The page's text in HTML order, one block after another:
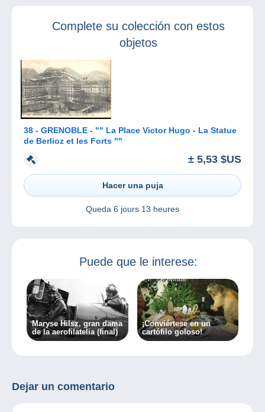
Complete su colección con estos
objetos
38 - GRENOBLE - "" La Place Victor Hugo - La Statue
de Berlioz et les Forts ""
± 5,53 $US
Hacer una puja
Queda 6 jours 13 heures
Puede que le interese:
Maryse Hilsz, gran dama
de la aerofilatelia (final)
¡Conviértese en un
cartófilo goloso!
Dejar un comentario